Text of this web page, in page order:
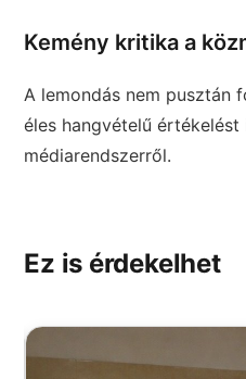
Kemény kritika a
A lemondás nem pusztán
éles hangvételű
médiarendszerről.
Ez is érdekelhet